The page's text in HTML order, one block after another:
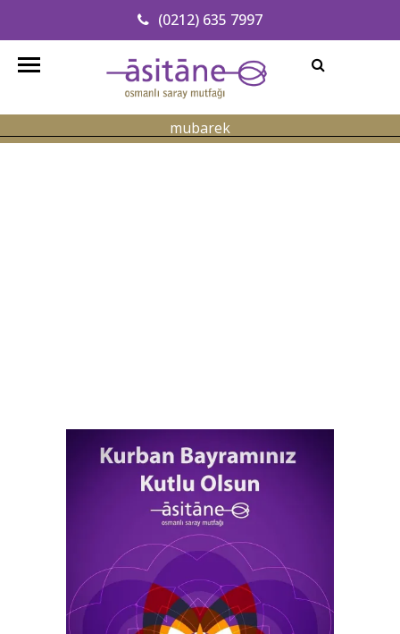
(0212) 635 7997
Adresimizi Bulun
info@asitanerestaurant.com
mubarek